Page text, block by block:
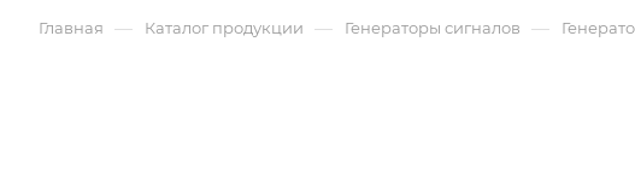
Главная — Каталог продукции — Генераторы сигналов —